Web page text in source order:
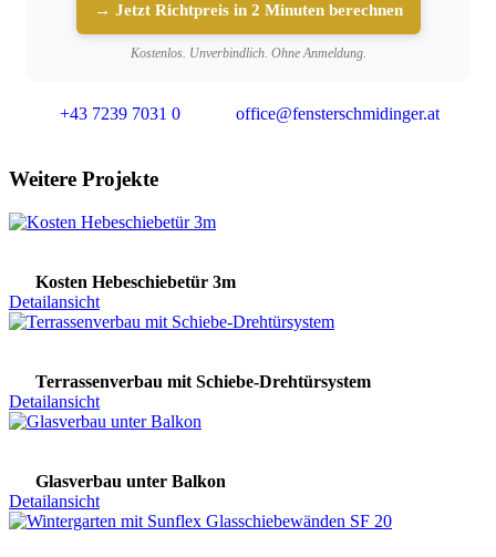
→ Jetzt Richtpreis in 2 Minuten berechnen
Kostenlos. Unverbindlich. Ohne Anmeldung.
+43 7239 7031 0 office@fensterschmidinger.at
Weitere Projekte
Kosten Hebeschiebetür 3m
Detailansicht
Terrassenverbau mit Schiebe-Drehtürsystem
Detailansicht
Glasverbau unter Balkon
Detailansicht